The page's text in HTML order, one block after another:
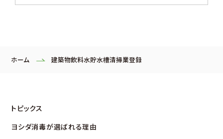
ホーム 建築物飲料水貯水槽清掃業登録
トピックス
ヨシダ消毒が選ばれる理由